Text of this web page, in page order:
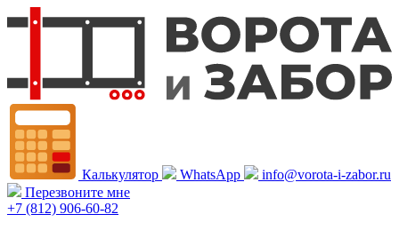
Калькулятор WhatsApp
info@vorota-i-zabor.ru
Перезвоните мне
+7 (812) 906-60-82